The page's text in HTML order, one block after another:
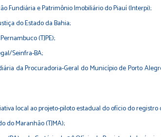
Fundiária e Patrimônio Imobiliário do Piauí (Interpi);
do Estado da Bahia;
(TJPE);
Seinfra-BA;
da Procuradoria-Geral do Município de Porto
local ao projeto-piloto estadual do ofício do registro
do Maranhão (TJMA);